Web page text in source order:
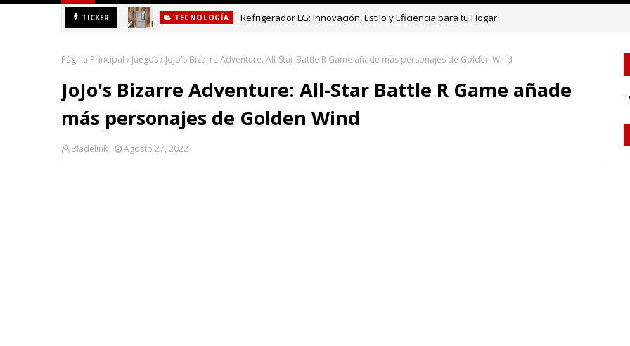
TICKER TECNOLOGÍA Refrigerador LG: Innovación, Estilo y Eficiencia para tu Hogar
Página Principal Juegos JoJo's Bizarre Adventure: All-Star Battle R Game añade más personajes de Golden Wind
JoJo's Bizarre Adventure: All-Star Battle R Game añade
más personajes de Golden Wind
Bladelink Agosto 27, 2022